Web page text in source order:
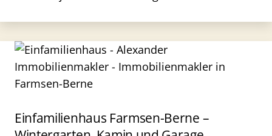
Einfamilienhaus Farmsen-Berne –